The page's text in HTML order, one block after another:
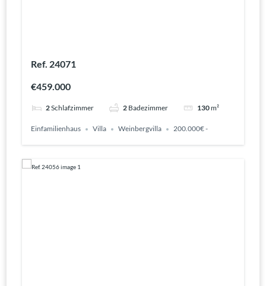
Ref. 24071
€459.000
2Schlafzimmer 2 Badezimmer 130m²
Einfamilienhaus Villa Weinbergvilla 200.000€ -